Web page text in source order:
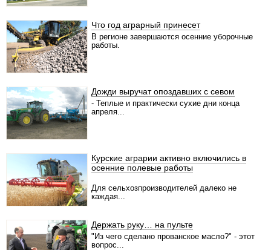
Что год аграрный принесет
В регионе завершаются осенние уборочные
работы.
Дожди выручат опоздавших с севом
- Теплые и практически сухие дни конца
апреля...
Курские аграрии активно включились в
осенние полевые работы
Для сельхозпроизводителей далеко не
каждая...
Держать руку… на пульте
"Из чего сделано прованское масло?" - этот
вопрос...